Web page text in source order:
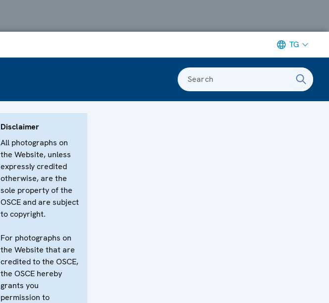
TG
Search
Disclaimer
All photographs on
the Website, unless
expressly credited
otherwise, are the
sole property of the
OSCE and are subject
to copyright.
For photographs on
the Website that are
credited to the OSCE,
the OSCE hereby
grants you
permission to